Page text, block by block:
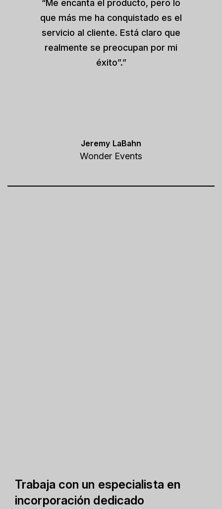
“Me encanta el producto, pero lo
que más me ha conquistado es el
servicio al cliente. Está claro que
realmente se preocupan por mi
éxito”.”
Jeremy LaBahn
Wonder Events
Trabaja con un especialista en
incorporación dedicado